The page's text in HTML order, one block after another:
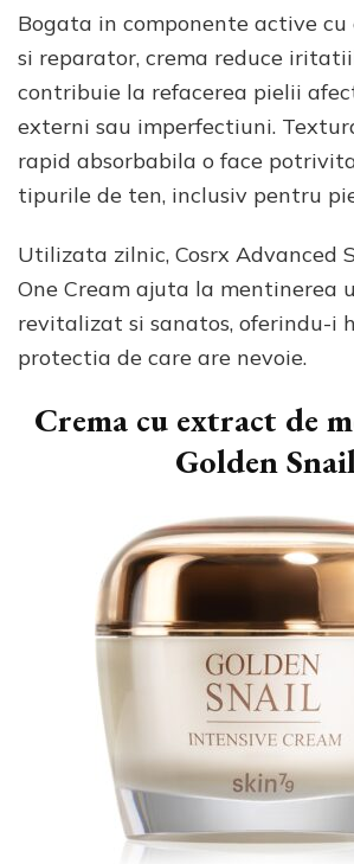
Bogata in componente active
si reparator, crema reduce
contribuie la refacerea pielii
externi sau imperfectiuni.
rapid absorbabila o face
tipurile de ten, inclusiv pentru
Utilizata zilnic, Cosrx Advanced
One Cream ajuta la mentinerea
revitalizat si sanatos, oferindu-i
protectia de care are nevoie.
Crema cu extract de
Golden